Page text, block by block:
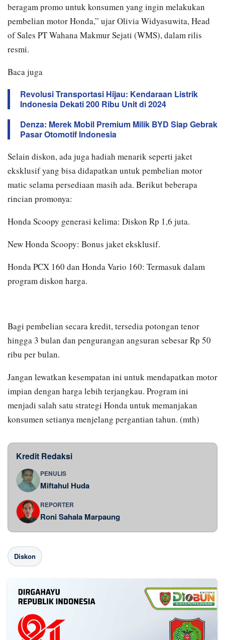
beragam promo untuk konsumen yang ingin melakukan
pembelian motor Honda,” ujar Olivia Widyasuwita, Head
of Sales PT Wahana Makmur Sejati (WMS), dalam rilis
resmi.
Baca juga
Revolusi Transportasi Hijau: Kendaraan Listrik
Indonesia Dekati 200 Ribu Unit di 2024
Denza: Merek Mobil Premium Milik BYD Siap Gebrak
Pasar Otomotif Indonesia
Selain diskon, ada juga hadiah menarik seperti jaket
eksklusif yang bisa didapatkan untuk pembelian motor
matic selama persediaan masih ada. Berikut beberapa
rincian promonya:
Honda Scoopy generasi kelima: Diskon Rp 1,6 juta.
New Honda Scoopy: Bonus jaket eksklusif.
Honda PCX 160 dan Honda Vario 160: Termasuk dalam
program diskon harga.
Bagi pembelian secara kredit, tersedia potongan tenor
hingga 3 bulan dan pengurangan angsuran sebesar Rp 50
ribu per bulan.
Jangan lewatkan kesempatan ini untuk mendapatkan motor
impian dengan harga lebih terjangkau. Program ini
menjadi salah satu strategi Honda untuk memanjakan
konsumen setianya menjelang pergantian tahun. (mth)
Kredit Redaksi
PENULIS
Miftahul Huda
REPORTER
Roni Sahala Marpaung
Diskon